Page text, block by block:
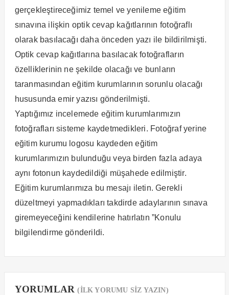
gerçekleştireceğimiz temel ve yenileme eğitim
sınavına ilişkin optik cevap kağıtlarının fotoğraflı
olarak basılacağı daha önceden yazı ile bildirilmişti.
Optik cevap kağıtlarına basılacak fotoğrafların
özelliklerinin ne şekilde olacağı ve bunların
taranmasından eğitim kurumlarının sorunlu olacağı
hususunda emir yazısı gönderilmişti.
Yaptığımız incelemede eğitim kurumlarımızın
fotoğrafları sisteme kaydetmedikleri. Fotoğraf yerine
eğitim kurumu logosu kaydeden eğitim
kurumlarımızın bulunduğu veya birden fazla adaya
aynı fotonun kaydedildiği müşahede edilmiştir.
Eğitim kurumlarımıza bu mesajı iletin. Gerekli
düzeltmeyi yapmadıkları takdirde adaylarının sınava
giremeyeceğini kendilerine hatırlatın ”Konulu
bilgilendirme gönderildi.
YORUMLAR(İLK YORUMU SİZ YAZIN)